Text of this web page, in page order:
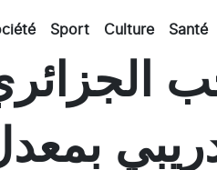
Sport Culture Santé
المنتخب